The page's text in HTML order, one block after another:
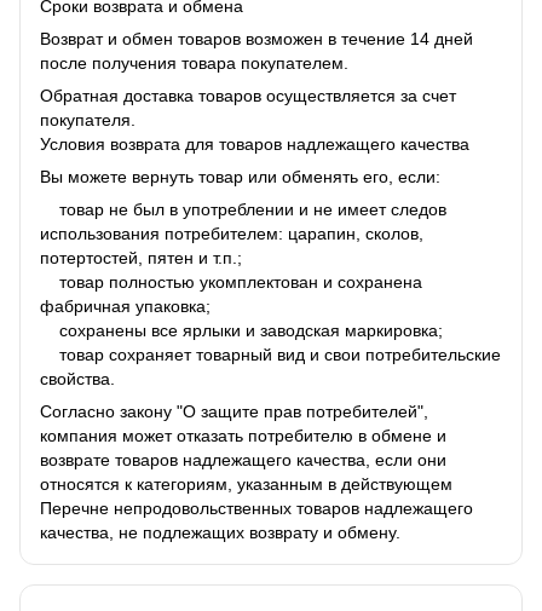
Сроки возврата и обмена
Возврат и обмен товаров возможен в течение 14 дней
после получения товара покупателем.
Обратная доставка товаров осуществляется за счет
покупателя.
Условия возврата для товаров надлежащего качества
Вы можете вернуть товар или обменять его, если:
товар не был в употреблении и не имеет следов
использования потребителем: царапин, сколов,
потертостей, пятен и т.п.;
товар полностью укомплектован и сохранена
фабричная упаковка;
сохранены все ярлыки и заводская маркировка;
товар сохраняет товарный вид и свои потребительские
свойства.
Согласно закону "О защите прав потребителей",
компания может отказать потребителю в обмене и
возврате товаров надлежащего качества, если они
относятся к категориям, указанным в действующем
Перечне непродовольственных товаров надлежащего
качества, не подлежащих возврату и обмену.